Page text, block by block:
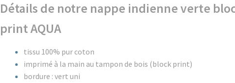
Détails de notre nappe indienne verte
print AQUA
tissu 100% pur coton
imprimé à la main au tampon de bois (block print)
bordure : vert uni